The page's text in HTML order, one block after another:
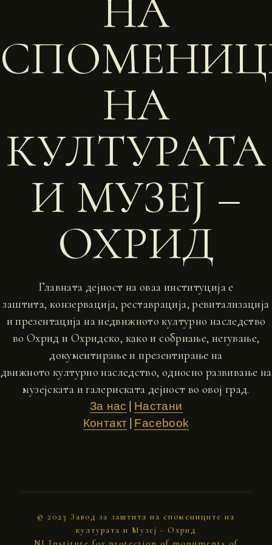
НА
НА
КУЛТУРАТА
И МУЗЕЈ –
ОХРИД
Главната дејност на оваа институција е
заштита, конзервација, реставрација, ревитализација
и презентација на недвижното културно наследство
во Охрид и Охридско, како и собриање, негување,
документирање и презентирање на
движното културно наследство, односно развивање на
музејската и галериската дејност во овој град.
За нас
Настани
Контакт
Facebook
© 2023 Завод за заштита на спомениците на
културата и Музеј - Охрид